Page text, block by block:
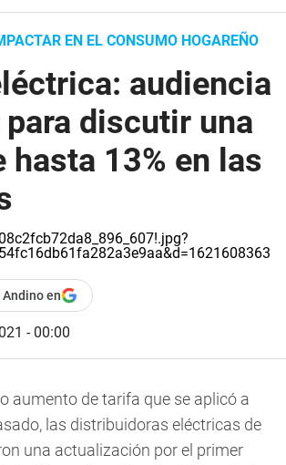
EN EL CONSUMO HOGAREÑO
audiencia
discutir una
hasta 13% en las
en
- 00:00
aumento de tarifa que se aplicó a
las distribuidoras eléctricas de
una actualización por el primer